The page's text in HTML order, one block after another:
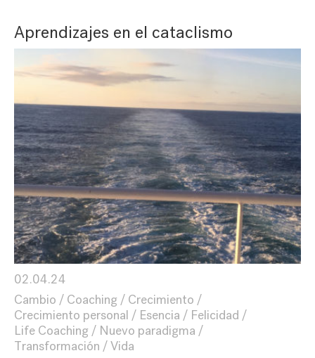
Aprendizajes en el cataclismo
02.04.24
Cambio
Coaching
Crecimiento
Crecimiento personal
Esencia
Felicidad
Life Coaching
Nuevo paradigma
Transformación
Vida